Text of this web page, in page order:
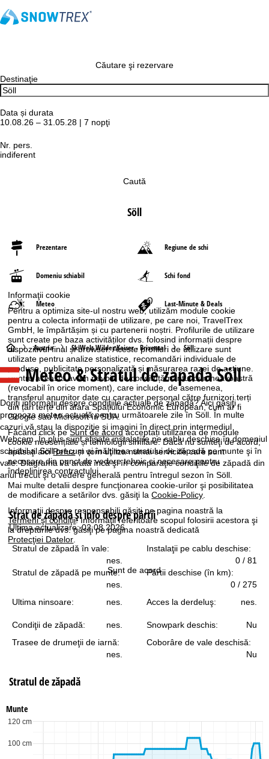
Informaţii cookie
Pentru a optimiza site-ul nostru web, utilizăm module cookie
pentru a colecta informații de utilizare, pe care noi, TravelTrex
GmbH, le împărtășim și cu partenerii noștri. Profilurile de utilizare
sunt create pe baza activităților dvs. folosind informații despre
dispozitivul final și browser. Aceste profiluri de utilizare sunt
utilizate pentru analize statistice, recomandări individuale de
produse, publicitate personalizată și măsurarea razei de acțiune.
Pentru aceasta avem nevoie de consimțământul dumneavoastră
(revocabil în orice moment), care include, de asemenea,
transferul anumitor date cu caracter personal către furnizori terți
din țări terțe din afara Spațiului Economic European, cum ar fi
Google sau Microsoft în SUA.
Făcând click peSunt de acordacceptați utilizarea de module
cookie neesențiale și tehnologii similare. Dacă nu sunteţi de acord,
apăsaţi aiciRefuzși vom utiliza numai serviciile care sunt
necesare din punct de vedere tehnic și necesare pentru
îndeplinirea contractului.
Mai multe detalii despre funcţionarea cookie-urilor şi posibilitatea
de modificare a setărilor dvs. găsiţi laCookie-Policy
Informaţii despre responsabili găsiţi pe pagina noastră la
Termeni şi condiţii. Informaţii referitoare scopul folosirii acestora şi
la drepturile dvs. găsiţi pe pagina noastră dedicată
Protecţiei Datelor
Sunt de acord
Căutare şi rezervare
Destinaţie
Data și durata
10.08.26 – 31.05.28 | 7 nopţi
Nr. pers.
indiferent
Caută
Söll
Prezentare Regiune de schi
Domeniu schiabil Schi fond
Meteo Last-Minute & Deals
A
c
a
s
ă
Austria SkiWelt Wilder Kaiser - Brixental Söll
Meteo & Stratul de zapada Söll
Doriţi informaţii despre condiţiile actuale de zăpadă? Aici găsiţi
prognoza meteo actuală pentru următoarele zile în Söll. În multe
cazuri vă stau la dispoziţie şi imagini în direct prin intermediul
Webcam. În plus sunt afişate instalaţiile pe cablu deschise în domeniul
schiabil al Söll precum şi înălţimea stratului de zăpadă pe munte şi în
vale. Diagrama vă arată încă şi în comparaţie condiţiile de zăpadă din
anul trecut şi o vedere generală pentru întregul sezon în Söll.
Strat de zăpadă şi info despre pârtii
Ultima actualizare: 02.08.2026
Stratul de zăpadă în vale:
nes.
Instalaţii pe cablu deschise:
0 / 81
Stratul de zăpadă pe munte:
nes.
Pârtii deschise (în km):
0 / 275
Ultima ninsoare:
nes. Acces la derdeluş: nes.
Condiţii de zăpadă: nes. Snowpark deschis:
Nu
Trasee de drumeţii de iarnă:
nes.
Coborâre de vale deschisă:
Nu
Stratul de zăpadă
Munte
100 cm
120 cm